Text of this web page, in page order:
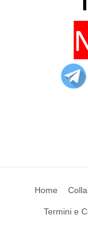
Home
Termini e